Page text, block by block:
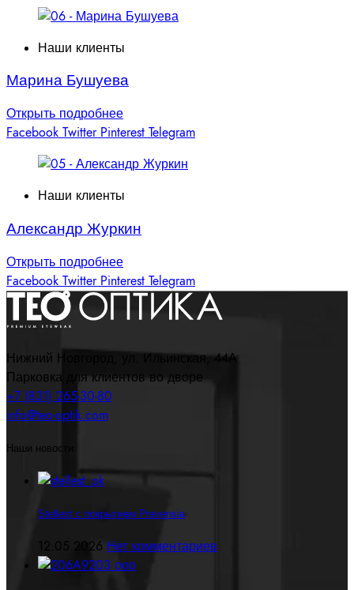
Наши клиенты
Марина Бушуева
Открыть подробнее
Facebook Twitter Pinterest Telegram
Наши клиенты
Александр Журкин
Открыть подробнее
Facebook Twitter Pinterest Telegram
Нижний Новгород, ул. Ильинская, 44А
Парковка для клиентов во дворе
+7 (831) 265-30-80
info@teo-optik.com
Наши новости
Stellest с покрытием Prevensia
12.05.2026 Нет комментариев